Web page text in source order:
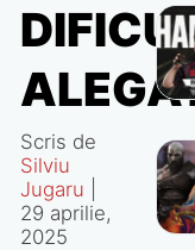
Scris de
Silviu
Jugaru
29 aprilie,
2025